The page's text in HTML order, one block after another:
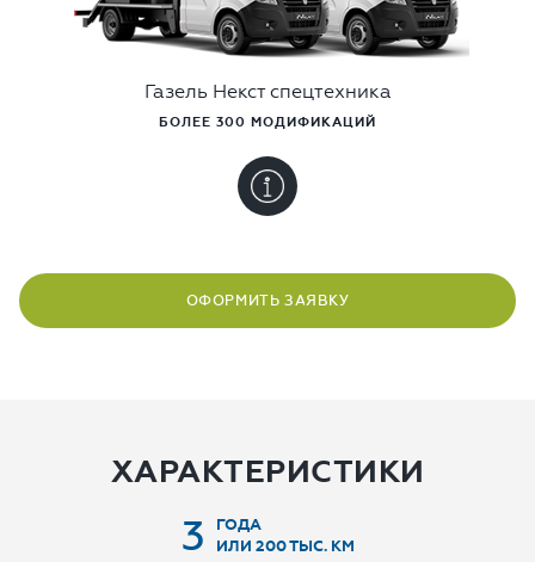
Газель Некст спецтехника
БОЛЕЕ 300 МОДИФИКАЦИЙ
ОФОРМИТЬ ЗАЯВКУ
ХАРАКТЕРИСТИКИ
3
ГОДА
ИЛИ 200 ТЫС. КМ